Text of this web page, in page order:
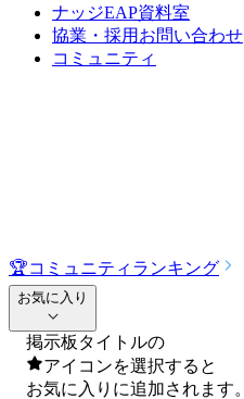
ナッジEAP資料室
協業・採用お問い合わせ
コミュニティ
🏆コミュニティランキング
お気に入り
掲示板タイトルの
アイコンを選択すると
お気に入りに追加されます。